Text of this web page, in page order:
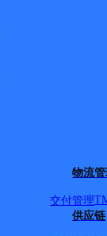
物流
交付管理
供应链